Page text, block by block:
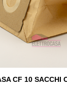
CF 10 SACCHI